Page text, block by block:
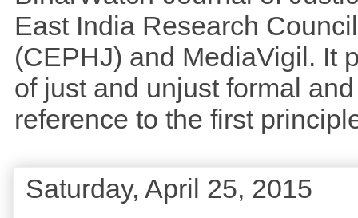
East India Research
(CEPHJ) and MediaVigil. It
of just and unjust formal
reference to the first
Saturday, April 25, 2015